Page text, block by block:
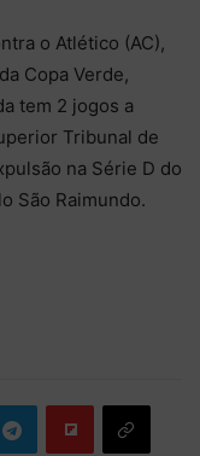
o Atlético (AC),
Copa Verde,
tem 2 jogos a
Tribunal de
na Série D do
São Raimundo.